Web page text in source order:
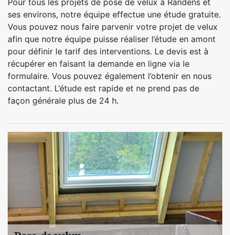
Pour tous les projets de pose de velux à Randens et
ses environs, notre équipe effectue une étude gratuite.
Vous pouvez nous faire parvenir votre projet de velux
afin que notre équipe puisse réaliser l’étude en amont
pour définir le tarif des interventions. Le devis est à
récupérer en faisant la demande en ligne via le
formulaire. Vous pouvez également l’obtenir en nous
contactant. L’étude est rapide et ne prend pas de
façon générale plus de 24 h.